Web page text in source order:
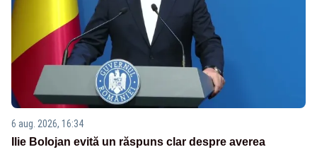
6 aug. 2026, 16:34
Ilie Bolojan evită un răspuns clar despre averea